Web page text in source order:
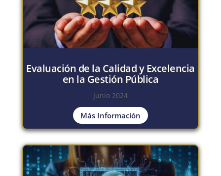
Evaluación de la Calidad y Excelencia
en la Gestión Pública
Junio 2024
Más Información